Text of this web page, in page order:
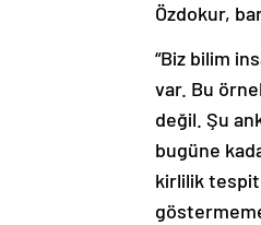
Özdokur,
“Biz bilim
var. Bu
değil. Şu
bugüne
kirlilik tespit